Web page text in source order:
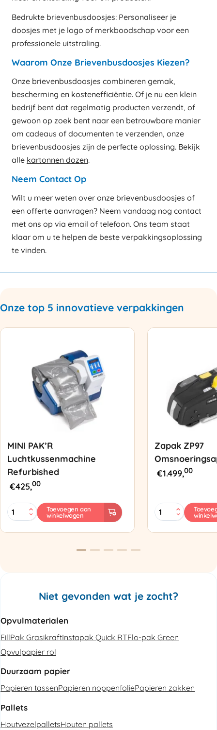
Bedrukte brievenbusdoosjes: Personaliseer je
doosjes met je logo of merkboodschap voor een
professionele uitstraling.
Waarom Onze Brievenbusdoosjes Kiezen?
Onze brievenbusdoosjes combineren gemak,
bescherming en kostenefficiëntie. Of je nu een klein
bedrijf bent dat regelmatig producten verzendt, of
gewoon op zoek bent naar een betrouwbare manier
om cadeaus of documenten te verzenden, onze
brievenbusdoosjes zijn de perfecte oplossing. Bekijk
alle kartonnen dozen.
Neem Contact Op
Wilt u meer weten over onze brievenbusdoosjes of
een offerte aanvragen? Neem vandaag nog contact
met ons op via email of telefoon. Ons team staat
klaar om u te helpen de beste verpakkingsoplossing
te vinden.
Onze top 5 innovatieve verpakkingen
MINI PAK’R
Luchtkussenmachine
Refurbished
€425,00
MINI
PAK'R
Refurbished
Toevoegen aan
winkelwagen
Zapak ZP97
€1.499,00
Zapak
ZP97
aantal
Niet gevonden wat je zocht?
Opvulmaterialen
FillPak GrasikraftInstapak Quick RTFlo-pak Green
Opvulpapier rol
Duurzaam papier
Papieren tassenPapieren noppenfoliePapieren zakken
Pallets
HoutvezelpalletsHouten pallets